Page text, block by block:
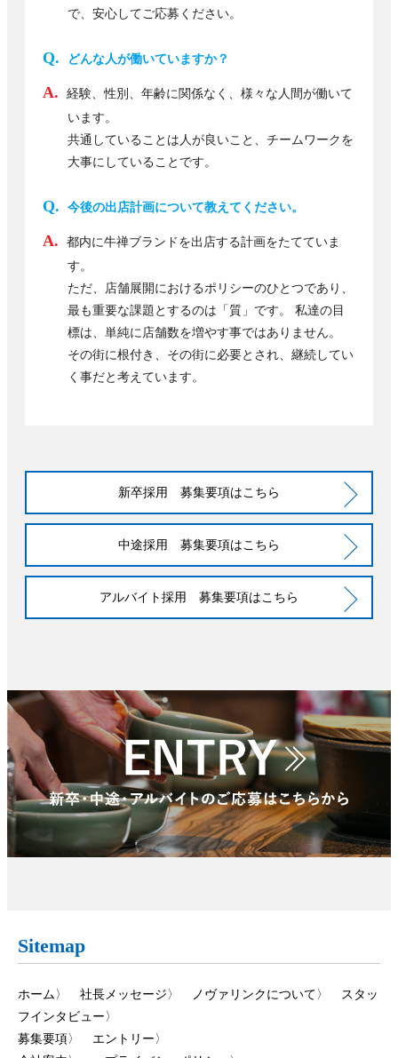
で、安心してご応募ください。
どんな人が働いていますか？
経験、性別、年齢に関係なく、様々な人間が働いて
います。
共通していることは人が良いこと、チームワークを
大事にしていることです。
今後の出店計画について教えてください。
都内に牛禅ブランドを出店する計画をたてていま
す。
ただ、店舗展開におけるポリシーのひとつであり、
最も重要な課題とするのは「質」です。 私達の目
標は、単純に店舗数を増やす事ではありません。
その街に根付き、その街に必要とされ、継続してい
く事だと考えています。
新卒採用 募集要項はこちら
中途採用 募集要項はこちら
アルバイト採用 募集要項はこちら
Sitemap
ホーム〉 社長メッセージ〉 ノヴァリンクについて〉
スタッ
フインタビュー〉
募集要項〉 エントリー〉